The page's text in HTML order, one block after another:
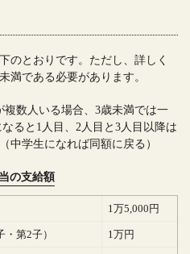
のとおりです。ただし、詳しく
満である必要があります。
複数人いる場合、3歳未満では一
ると1人目、2人目と3人目以降は
中学生になれば同額に戻る）
の支給額
1万5,000円
第2子） 1万円